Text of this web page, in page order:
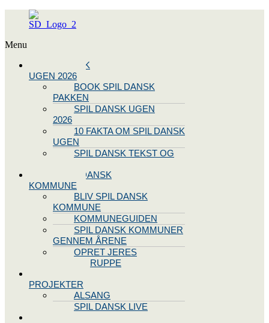
Menu
SPIL DANSK
UGEN 2026
BOOK SPIL DANSK
PAKKEN
SPIL DANSK UGEN
2026
10 FAKTA OM SPIL DANSK
UGEN
SPIL DANSK TEKST OG
BLIV SPIL DANSK
KOMMUNE
BLIV SPIL DANSK
KOMMUNE
KOMMUNEGUIDEN
SPIL DANSK KOMMUNER
GENNEM ÅRENE
OPRET JERES
STYREGRUPPE
PROJEKTER
ALSANG
SPIL DANSK LIVE